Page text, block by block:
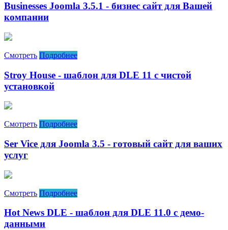
Businesses Joomla 3.5.1 - бизнес сайт для Вашей
компании
Смотреть Подробнее
Stroy House - шаблон для DLE 11 с чистой
установкой
Смотреть Подробнее
Ser Vice для Joomla 3.5 - готовый сайт для ваших
услуг
Смотреть Подробнее
Hot News DLE - шаблон для DLE 11.0 с демо-
данными